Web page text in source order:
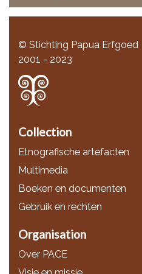
© Stichting Papua Erfgoed
2001 - 2023
Collection
Etnografische artefacten
Multimedia
Boeken en documenten
Gebruik en rechten
Organisation
Over PACE